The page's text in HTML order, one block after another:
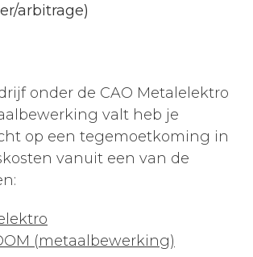
arbitrage)
onder de CAO Metalelektro
valt heb je
op een tegemoetkoming in
vanuit een van de
(metaalbewerking)